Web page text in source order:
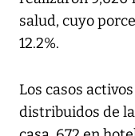
salud, cuyo
12.2%.
Los casos
distribuidos de